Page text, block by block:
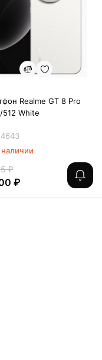
Realme GT 8 Pro
512 White
₽
₽